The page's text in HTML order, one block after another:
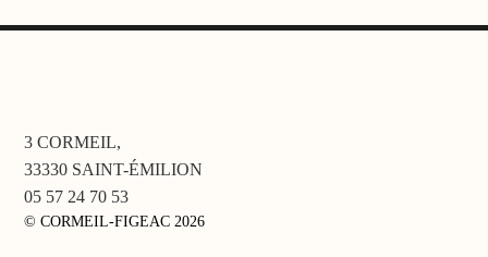
3 CORMEIL,
33330 SAINT-ÉMILION
05 57 24 70 53
© CORMEIL-FIGEAC 2026